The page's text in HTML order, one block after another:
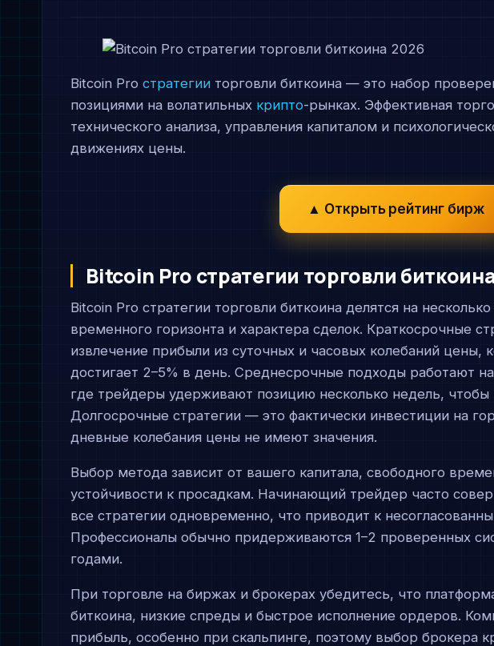
Bitcoin Proстратегии торговли биткоина — это набор
позициями на волатильных крипто-рынках. Эффективная
технического анализа, управления капиталом и
движениях цены.
▲ Открыть рейтинг бирж
Bitcoin Pro стратегии торговли
Bitcoin Pro стратегии торговли биткоина делятся на
временного горизонта и характера сделок. Краткосрочные
извлечение прибыли из суточных и часовых колебаний цены,
достигает 2–5% в день. Среднесрочные подходы работают
где трейдеры удерживают позицию несколько недель,
Долгосрочные стратегии — это фактически инвестиции на
дневные колебания цены не имеют значения.
Выбор метода зависит от вашего капитала, свободного
устойчивости к просадкам. Начинающий трейдер часто
все стратегии одновременно, что приводит к
Профессионалы обычно придерживаются 1–2 проверенных
годами.
При торговле на биржах и брокерах убедитесь, что
биткоина, низкие спреды и быстрое исполнение ордеров.
прибыль, особенно при скальпинге, поэтому выбор брокера